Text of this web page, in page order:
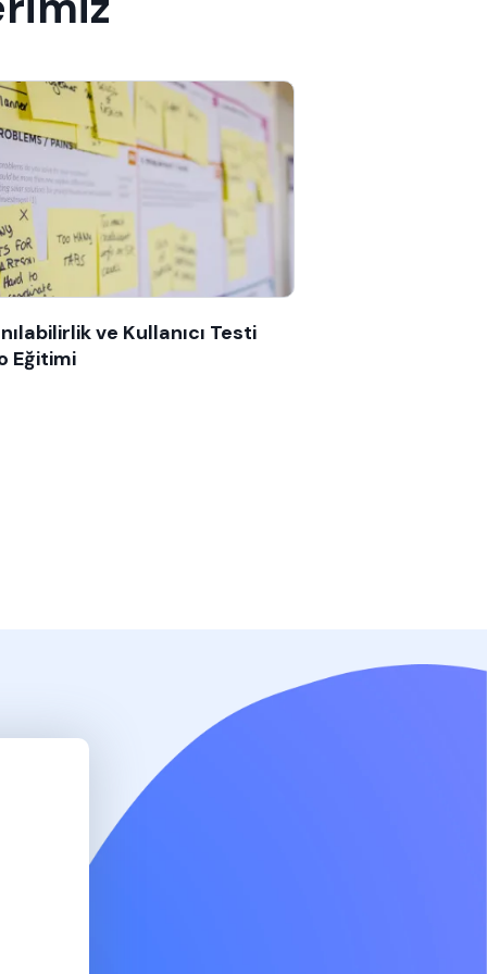
ve Kullanıcı Testi
Eğitimi